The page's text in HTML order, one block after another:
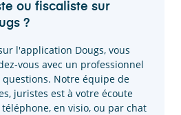
ou fiscaliste sur
?
l'application Dougs, vous
vous avec un professionnel
Notre équipe de
juristes est à votre écoute
en visio, ou par chat